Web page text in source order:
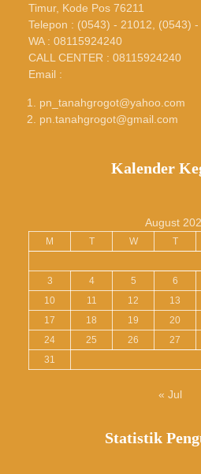
Timur, Kode Pos 76211
Telepon : (0543) - 21012, (0543) -
WA : 08115924240
CALL CENTER : 08115924240
Email :
pn_tanahgrogot@yahoo.com
pn.tanahgrogot@gmail.com
Kalender
August
M T W T
3
4 5 6
10
11 12 13
17
18 19 20
24
25 26 27
31
« Jul
Statistik